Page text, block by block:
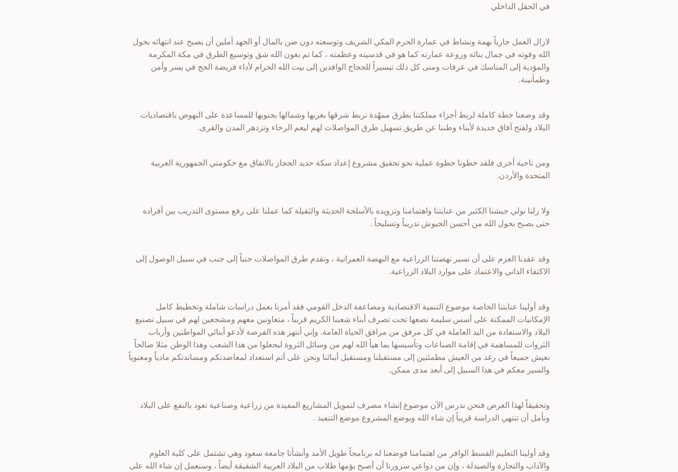
في الحقل الداخلي
لازال العمل جارياً بهمة ونشاط في عمارة الحرم المكي الشريف وتوسعته دون ضن بالمال أو الجهد آملين أن يصبح عند انتهائه بحول
الله وقوته في جمال بنائه وروعة عمارته كما هو في قدسيته وعظمته ، كما تم بعون الله شق وتوسيع الطرق في مكة المكرمة
والمؤدية إلى المناسك في عرفات ومنى كل ذلك تيسيراً للحجاج الوافدين إلى بيت الله الحرام لأداء فريضة الحج في يسر وأمن
وطمأنينة.
وقد وضعنا خطة كاملة لربط أجزاء مملكتنا بطرق ممهّدة تربط شرقها بغربها وشمالها بجنوبها للمساعدة على النهوض باقتصاديات
البلاد ولفتح آفاق جديدة لأبناء وطننا عن طريق تسهيل طرق المواصلات لهم ليعم الرخاء وتزدهر المدن والقرى.
ومن ناحية أخرى فلقد خطونا خطوة عملية نحو تحقيق مشروع إعداد سكة حديد الحجاز بالاتفاق مع حكومتي الجمهورية العربية
المتحدة والأردن.
ولا زلنا نولي جيشنا الكثير من عنايتنا واهتمامنا وتزويده بالأسلحة الحديثة والثقيلة كما عملنا على رفع مستوى التدريب بين أفراده
حتى يصبح بحول الله من أحسن الجيوش تدريباً وتسليحاً .
وقد عقدنا العزم على أن تسير نهضتنا الزراعية مع النهضة العمرانية ، وتقدم طرق المواصلات جنباً إلى جنب في سبيل الوصول إلى
الاكتفاء الذاتي والاعتماد على موارد البلاد الزراعية.
وقد أولينا عنايتنا الخاصة موضوع التنمية الاقتصادية ومضاعفة الدخل القومي فقد أمرنا بعمل دراسات شاملة وتخطيط كامل
الإمكانيات الممكنة على أسس سليمة نضعها تحت تصرف أبناء شعبنا الكريم قريباً ، متعاونين معهم ومشجعين لهم في سبيل تصنيع
البلاد والاستفادة من اليد العاملة في كل مرفق من مرافق الحياة العامة. وإني أنتهز هذه الفرصة لأدعو أبنائي المواطنين وأرباب
الثروات للمساهمة في إقامة الصناعات وتأسيسها بما هيأ الله لهم من وسائل الثروة ليجعلوا من هذا الشعب وهذا الوطن مثلا صالحاً
نعيش جميعاً في رغد من العيش مطمئنين إلى مستقبلنا ومستقبل أبنائنا ونحن على أتم استعداد لمعاضدتكم ومساندتكم مادياً ومعنوياً
والسير معكم في هذا السبيل إلى أبعد مدى ممكن.
وتحقيقاً لهذا العرض فنحن ندرس الآن موضوع إنشاء مصرف لتمويل المشاريع المفيدة من زراعية وصناعية تعود بالنفع على البلاد
ونأمل أن تنتهي الدراسة قريباً إن شاء الله ويوضع المشروع موضع التنفيذ .
وقد أولينا التعليم القسط الوافر من اهتمامنا فوضعنا له برنامجاً طويل الأمد وأنشأنا جامعة سعود وهي تشتمل على كلية العلوم
والآداب والتجارة والصيدلة ، وإن من دواعي سرورنا أن أصبح يؤمها طلاب من البلاد العربية الشقيقة أيضاً ، وسنعمل إن شاء الله على